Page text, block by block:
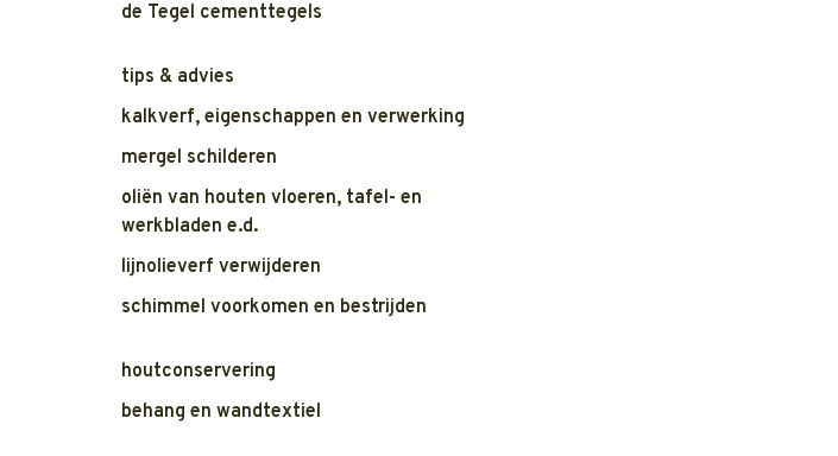
de Tegel cementtegels
tips & advies
kalkverf, eigenschappen en verwerking
mergel schilderen
oliën van houten vloeren, tafel- en
werkbladen e.d.
lijnolieverf verwijderen
schimmel voorkomen en bestrijden
houtconservering
behang en wandtextiel